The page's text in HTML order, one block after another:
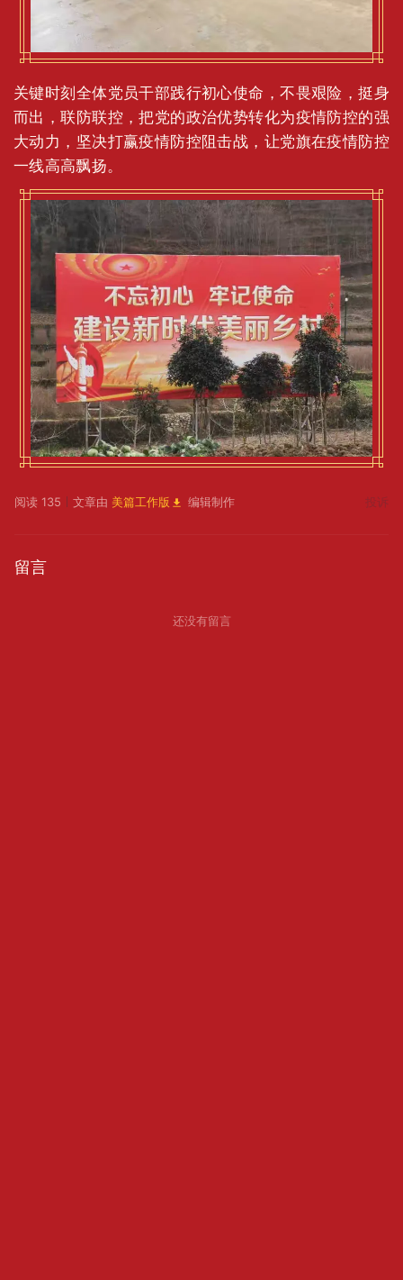
关键时刻全体党员干部践行初心使命，不畏艰险，挺身
而出，联防联控，把党的政治优势转化为疫情防控的强
大动力，坚决打赢疫情防控阻击战，让党旗在疫情防控
一线高高飘扬。
阅读 135 文章由 美篇工作版 编辑制作 投诉
留言
还没有留言